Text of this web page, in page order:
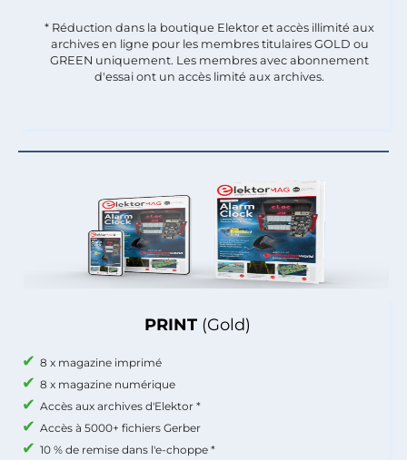
PRINT (Gold)
8 x magazine imprimé
8 x magazine numérique
Accès aux archives d'Elektor *
Accès à 5000+ fichiers Gerber
10 % de remise dans l'e-choppe *
* Réduction dans la boutique Elektor et accès illimité aux
archives en ligne pour les membres titulaires GOLD ou
GREEN uniquement. Les membres avec abonnement
d'essai ont un accès limité aux archives.